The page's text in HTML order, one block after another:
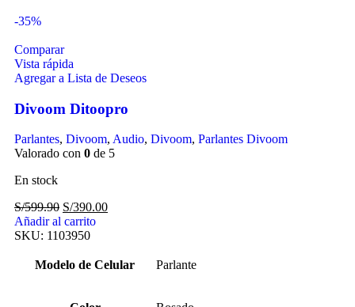
-35%
Comparar
Vista rápida
Agregar a Lista de Deseos
Divoom Ditoopro
Parlantes, Divoom, Audio, Divoom, Parlantes Divoom
Valorado con 0 de 5
En stock
S/599.90 S/390.00
Añadir al carrito
SKU: 1103950
Modelo de Celular Parlante